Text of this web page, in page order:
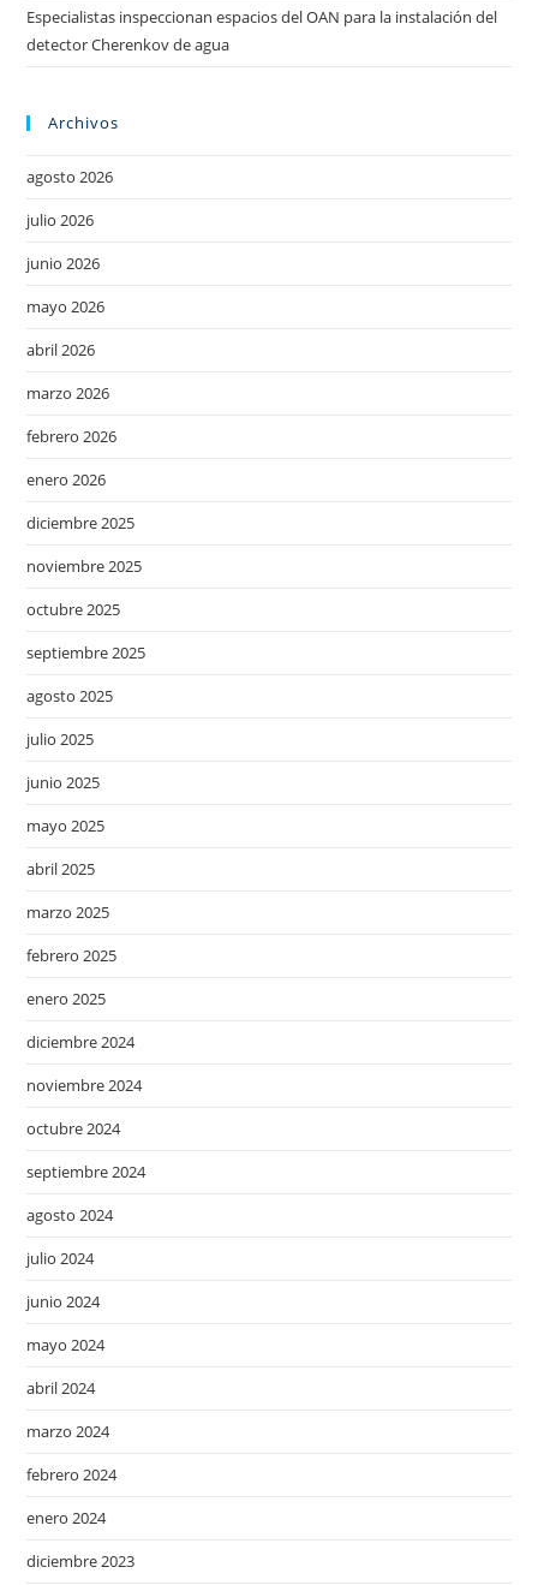
Especialistas inspeccionan espacios del OAN para la instalación del
detector Cherenkov de agua
Archivos
agosto 2026
julio 2026
junio 2026
mayo 2026
abril 2026
marzo 2026
febrero 2026
enero 2026
diciembre 2025
noviembre 2025
octubre 2025
septiembre 2025
agosto 2025
julio 2025
junio 2025
mayo 2025
abril 2025
marzo 2025
febrero 2025
enero 2025
diciembre 2024
noviembre 2024
octubre 2024
septiembre 2024
agosto 2024
julio 2024
junio 2024
mayo 2024
abril 2024
marzo 2024
febrero 2024
enero 2024
diciembre 2023